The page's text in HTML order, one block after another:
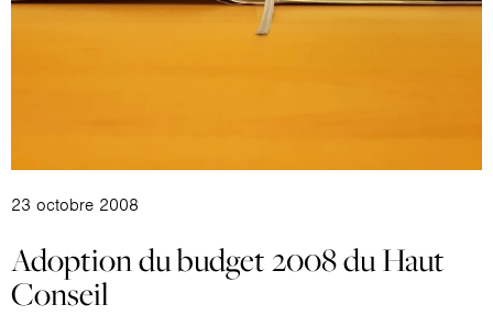
23 octobre 2008
Adoption du budget 2008 du Haut
Conseil